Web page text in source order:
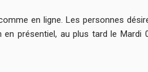
en ligne. Les personnes
présentiel, au plus tard le Mardi